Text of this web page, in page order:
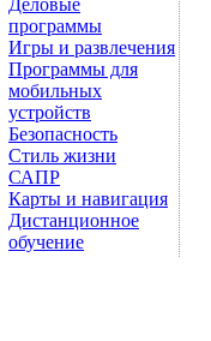
Деловые
программы
Игры и развлечения
Программы для
мобильных
устройств
Безопасность
Стиль жизни
САПР
Карты и навигация
Дистанционное
обучение